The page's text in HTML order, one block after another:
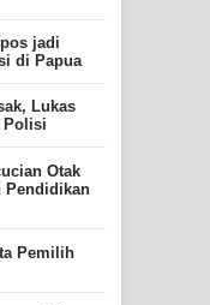
jadi
di Papua
Lukas
Polisi
Otak
Pendidikan
Pemilih